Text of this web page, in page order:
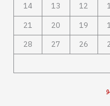
12
13
14
19
20
21
26
27
28